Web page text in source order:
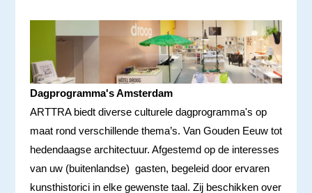
Dagprogramma's Amsterdam
ARTTRA biedt diverse culturele dagprogramma's op
maat rond verschillende thema’s. Van Gouden Eeuw tot
hedendaagse architectuur. Afgestemd op de interesses
van uw (buitenlandse) gasten, begeleid door ervaren
kunsthistorici in elke gewenste taal. Zij beschikken over